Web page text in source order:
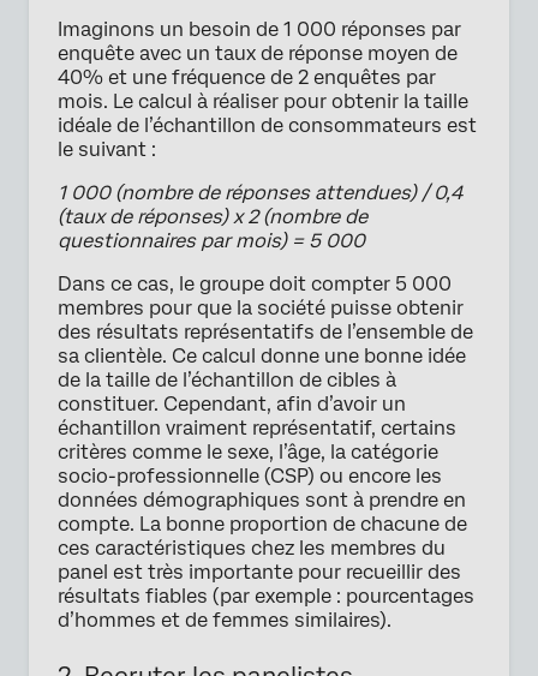
Imaginons un besoin de 1 000 réponses par
enquête avec un taux de réponse moyen de
40% et une fréquence de 2 enquêtes par
mois. Le calcul à réaliser pour obtenir la taille
idéale de l’échantillon de consommateurs est
le suivant :
1 000 (nombre de réponses attendues) / 0,4
(taux de réponses) x 2 (nombre de
questionnaires par mois) = 5 000
Dans ce cas, le groupe doit compter 5 000
membres pour que la société puisse obtenir
des résultats représentatifs de l’ensemble de
sa clientèle. Ce calcul donne une bonne idée
de la taille de l’échantillon de cibles à
constituer. Cependant, afin d’avoir un
échantillon vraiment représentatif, certains
critères comme le sexe, l’âge, la catégorie
socio-professionnelle (CSP) ou encore les
données démographiques sont à prendre en
compte. La bonne proportion de chacune de
ces caractéristiques chez les membres du
panel est très importante pour recueillir des
résultats fiables (par exemple : pourcentages
d’hommes et de femmes similaires).